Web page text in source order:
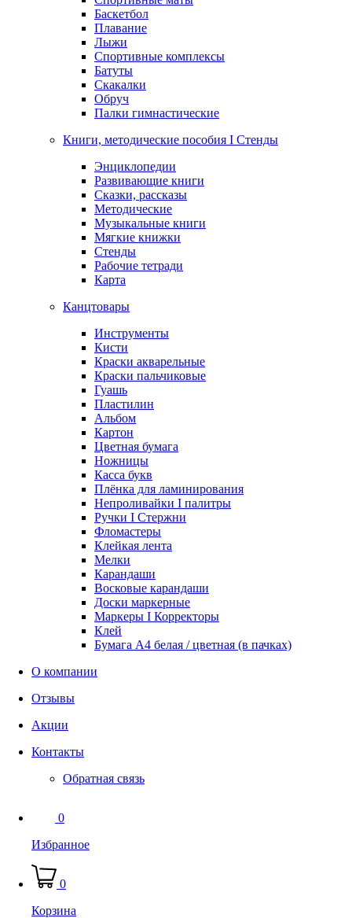
Баскетбол
Плавание
Лыжи
Спортивные комплексы
Батуты
Скакалки
Обруч
Палки гимнастические
Книги, методические пособия I Стенды
Энциклопедии
Развивающие книги
Сказки, рассказы
Методические
Музыкальные книги
Мягкие книжки
Стенды
Рабочие тетради
Карта
Канцтовары
Инструменты
Кисти
Краски акварельные
Краски пальчиковые
Гуашь
Пластилин
Альбом
Картон
Цветная бумага
Ножницы
Касса букв
Плёнка для ламинирования
Непроливайки I палитры
Ручки I Стержни
Фломастеры
Клейкая лента
Мелки
Карандаши
Восковые карандаши
Доски маркерные
Маркеры I Корректоры
Клей
Бумага А4 белая / цветная (в пачках)
О компании
Отзывы
Акции
Контакты
Обратная связь
0
Избранное
0
Корзина